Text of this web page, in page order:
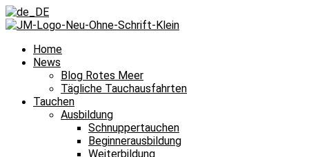
Home
News
Blog Rotes Meer
Tägliche Tauchausfahrten
Tauchen
Ausbildung
Schnuppertauchen
Beginnerausbildung
Weiterbildung